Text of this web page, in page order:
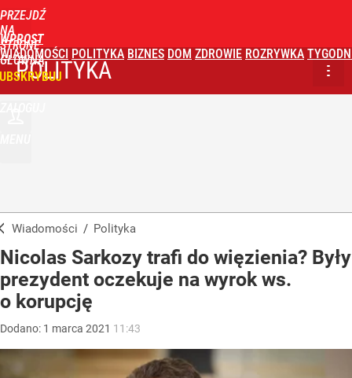
PRZEJDŹ
NA
STRONĘ
GŁÓWNĄ
WPROST
WIADOMOŚCI POLITYKA BIZNES DOM ZDROWIE ROZRYWKA
POLITYKA
Wiadomości / Polityka
Nicolas Sarkozy trafi do więzienia? Były
prezydent oczekuje na wyrok ws.
o korupcję
Dodano: 1 marca 2021 11:43